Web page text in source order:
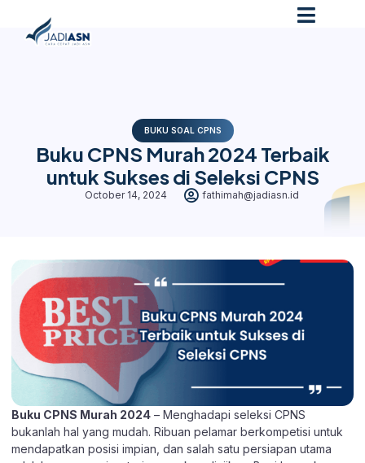
BUKU SOAL CPNS
Buku CPNS Murah 2024 Terbaik
untuk Sukses di Seleksi CPNS
October 14, 2024 fathimah@jadiasn.id
Buku CPNS Murah 2024 – Menghadapi seleksi CPNS
bukanlah hal yang mudah. Ribuan pelamar berkompetisi untuk
mendapatkan posisi impian, dan salah satu persiapan utama